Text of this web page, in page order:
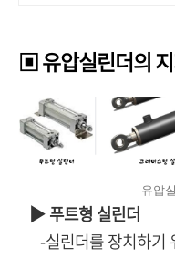
▣ 유압실린더의
유압
▶ 푸트형 실린더
-실린더를 장치하기